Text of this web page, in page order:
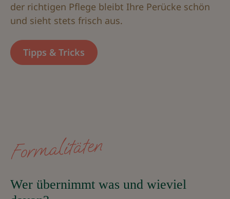
der richtigen Pflege bleibt Ihre Perücke schön
und sieht stets frisch aus.
Tipps & Tricks
Formalitäten
Wer übernimmt was und wieviel